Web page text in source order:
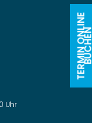
TERMIN ONLINE
Uhr